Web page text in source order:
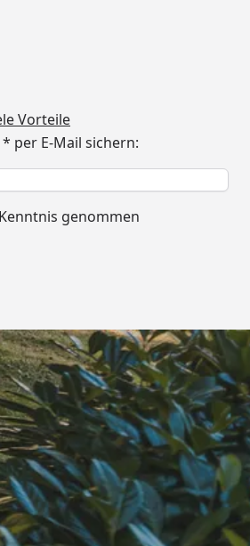
Vorteile
* per E-Mail sichern:
genommen